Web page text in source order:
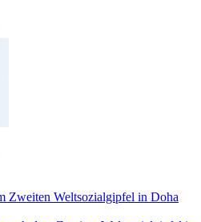
Zweiten Weltsozialgipfel in Doha